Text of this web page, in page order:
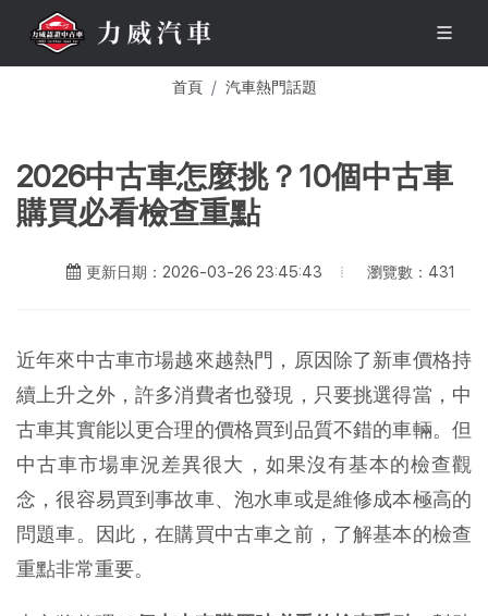
首頁 汽車熱門話題
2026中古車怎麼挑？10個中古車
購買必看檢查重點
更新日期：2026-03-26 23:45:43 瀏覽數：431
近年來中古車市場越來越熱門，原因除了新車價格持
續上升之外，許多消費者也發現，只要挑選得當，中
古車其實能以更合理的價格買到品質不錯的車輛。但
中古車市場車況差異很大，如果沒有基本的檢查觀
念，很容易買到事故車、泡水車或是維修成本極高的
問題車。因此，在購買中古車之前，了解基本的檢查
重點非常重要。